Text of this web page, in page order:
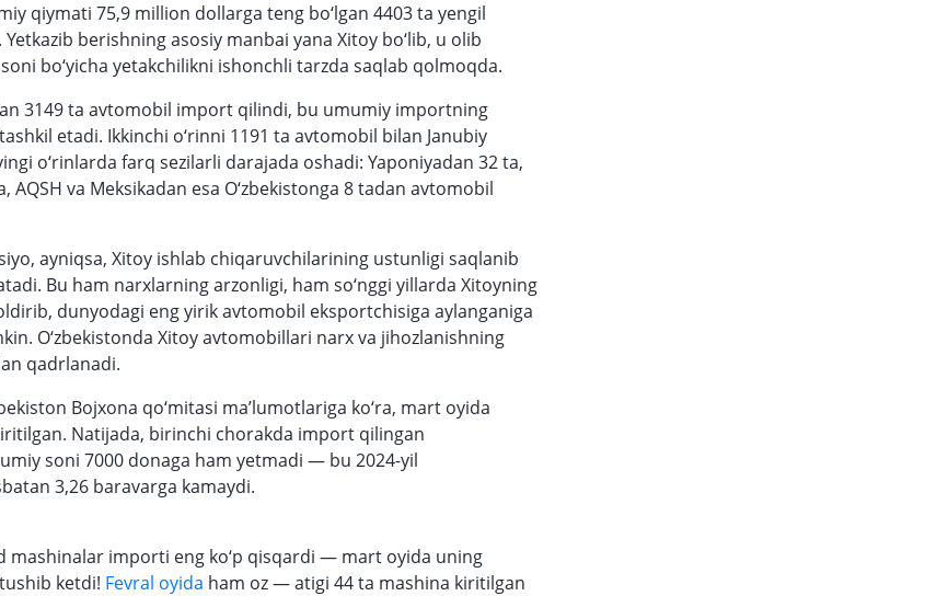
qiymati 75,9 million dollarga teng bo‘lgan 4403 ta yengil
berishning asosiy manbai yana Xitoy bo‘lib, u olib
bo‘yicha yetakchilikni ishonchli tarzda saqlab qolmoqda.
3149 ta avtomobil import qilindi, bu umumiy importning
etadi. Ikkinchi o‘rinni 1191 ta avtomobil bilan Janubiy
o‘rinlarda farq sezilarli darajada oshadi: Yaponiyadan 32 ta,
AQSH va Meksikadan esa O‘zbekistonga 8 tadan avtomobil
ayniqsa, Xitoy ishlab chiqaruvchilarining ustunligi saqlanib
Bu ham narxlarning arzonligi, ham so‘nggi yillarda Xitoyning
dunyodagi eng yirik avtomobil eksportchisiga aylanganiga
O‘zbekistonda Xitoy avtomobillari narx va jihozlanishning
qadrlanadi.
Bojxona qo‘mitasi ma’lumotlariga ko‘ra, mart oyida
Natijada, birinchi chorakda import qilingan
soni 7000 donaga ham yetmadi — bu 2024-yil
3,26 baravarga kamaydi.
mashinalar importi eng ko‘p qisqardi — mart oyida uning
ketdi! Fevral oyida ham oz — atigi 44 ta mashina kiritilgan